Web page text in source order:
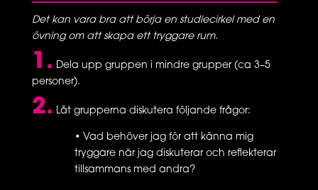
Det kan vara bra att börja en studiecirkel med en
övning om att skapa ett tryggare rum.
1. Dela upp gruppen i mindre grupper (ca 3–5
personer).
2. Låt grupperna diskutera följande frågor:
• Vad behöver jag för att känna mig
tryggare när jag diskuterar och reflekterar
tillsammans med andra?